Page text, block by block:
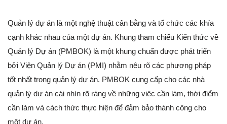
Quản lý dự án là một nghệ thuật cân bằng và tổ chức các khía
cạnh khác nhau của một dự án. Khung tham chiếu Kiến thức về
Quản lý Dự án (PMBOK) là một khung chuẩn được phát triển
bởi Viện Quản lý Dự án (PMI) nhằm nêu rõ các phương pháp
tốt nhất trong quản lý dự án. PMBOK cung cấp cho các nhà
quản lý dự án cái nhìn rõ ràng về những việc cần làm, thời điểm
cần làm và cách thức thực hiện để đảm bảo thành công cho
một dự án.